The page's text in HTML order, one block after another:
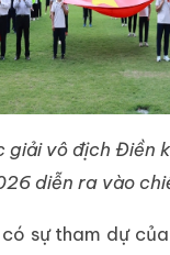
giải vô địch Điền
diễn ra vào
sự tham dự